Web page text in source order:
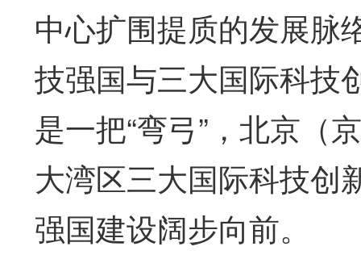
中心扩围提质的发展脉
技强国与三大国际科技
是一把“弯弓”，北京（
大湾区三大国际科技创
强国建设阔步向前。